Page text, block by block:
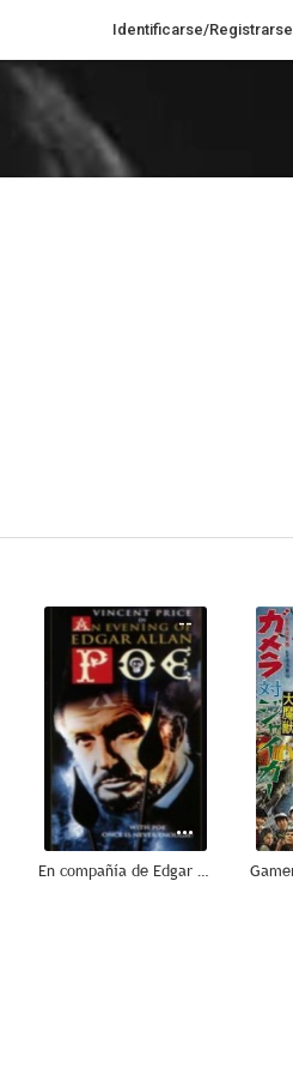
Identificarse/Registrarse
--
En compañía de Edgar Allan Poe